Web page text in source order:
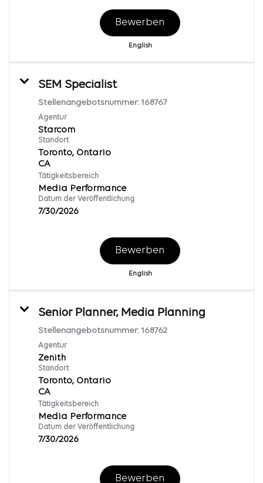
Bewerben
English
SEM Specialist
Stellenangebotsnummer: 168767
Agentur
Starcom
Standort
Toronto, Ontario
Tätigkeitsbereich
Media Performance
Datum der Veröffentlichung
7/30/2026
Bewerben
English
Senior Planner, Media Planning
Stellenangebotsnummer: 168762
Agentur
Zenith
Standort
Toronto, Ontario
Tätigkeitsbereich
Media Performance
Datum der Veröffentlichung
7/30/2026
Bewerben